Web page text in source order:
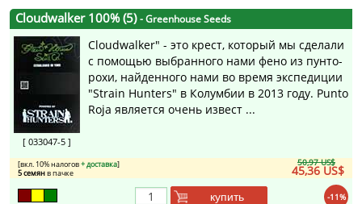
Cloudwalker 100% (5)- Greenhouse Seeds
[ 033047-5 ]
Cloudwalker" - это крест, который мы сделали
с помощью выбранного нами фено из пунто-
рохи, найденного нами во время экспедиции
"Strain Hunters" в Колумбии в 2013 году. Punto
Roja является очень извест ...
50,97 US$
45,36 US$
[вкл. 10% налогов+ доставка]
5 семянв пачке
-11%
купить